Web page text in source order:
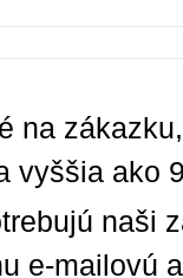
na
vyššia ako
naši
e-mailovú